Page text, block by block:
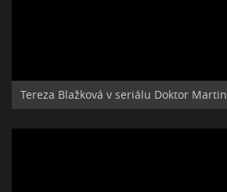
Tereza Blažková v seriálu Doktor Martin